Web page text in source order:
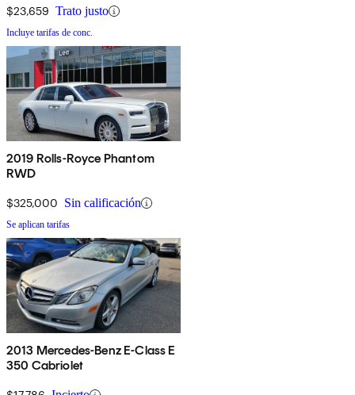
$23,659 Trato justo
Incluye tarifas de conc.
2019 Rolls-Royce Phantom
RWD
$325,000 Sin calificación
Se aplican tarifas
2013 Mercedes-Benz E-Class E
350 Cabriolet